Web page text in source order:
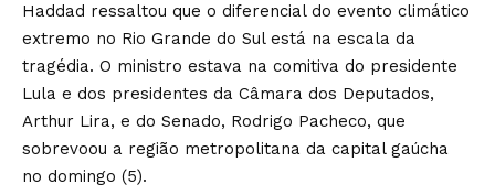
Haddad ressaltou que o diferencial do evento climático
extremo no Rio Grande do Sul está na escala da
tragédia. O ministro estava na comitiva do presidente
Lula e dos presidentes da Câmara dos Deputados,
Arthur Lira, e do Senado, Rodrigo Pacheco, que
sobrevoou a região metropolitana da capital gaúcha
no domingo (5).